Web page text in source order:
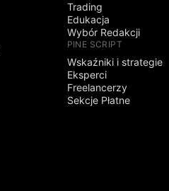
Trading
Edukacja
Wybór Redakcji
PINE SCRIPT
Wskaźniki i strategie
Eksperci
Freelancerzy
Sekcje Płatne